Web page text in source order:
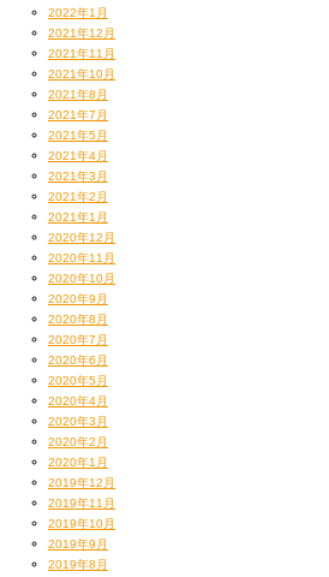
2022年1月
2021年12月
2021年11月
2021年10月
2021年8月
2021年7月
2021年5月
2021年4月
2021年3月
2021年2月
2021年1月
2020年12月
2020年11月
2020年10月
2020年9月
2020年8月
2020年7月
2020年6月
2020年5月
2020年4月
2020年3月
2020年2月
2020年1月
2019年12月
2019年11月
2019年10月
2019年9月
2019年8月